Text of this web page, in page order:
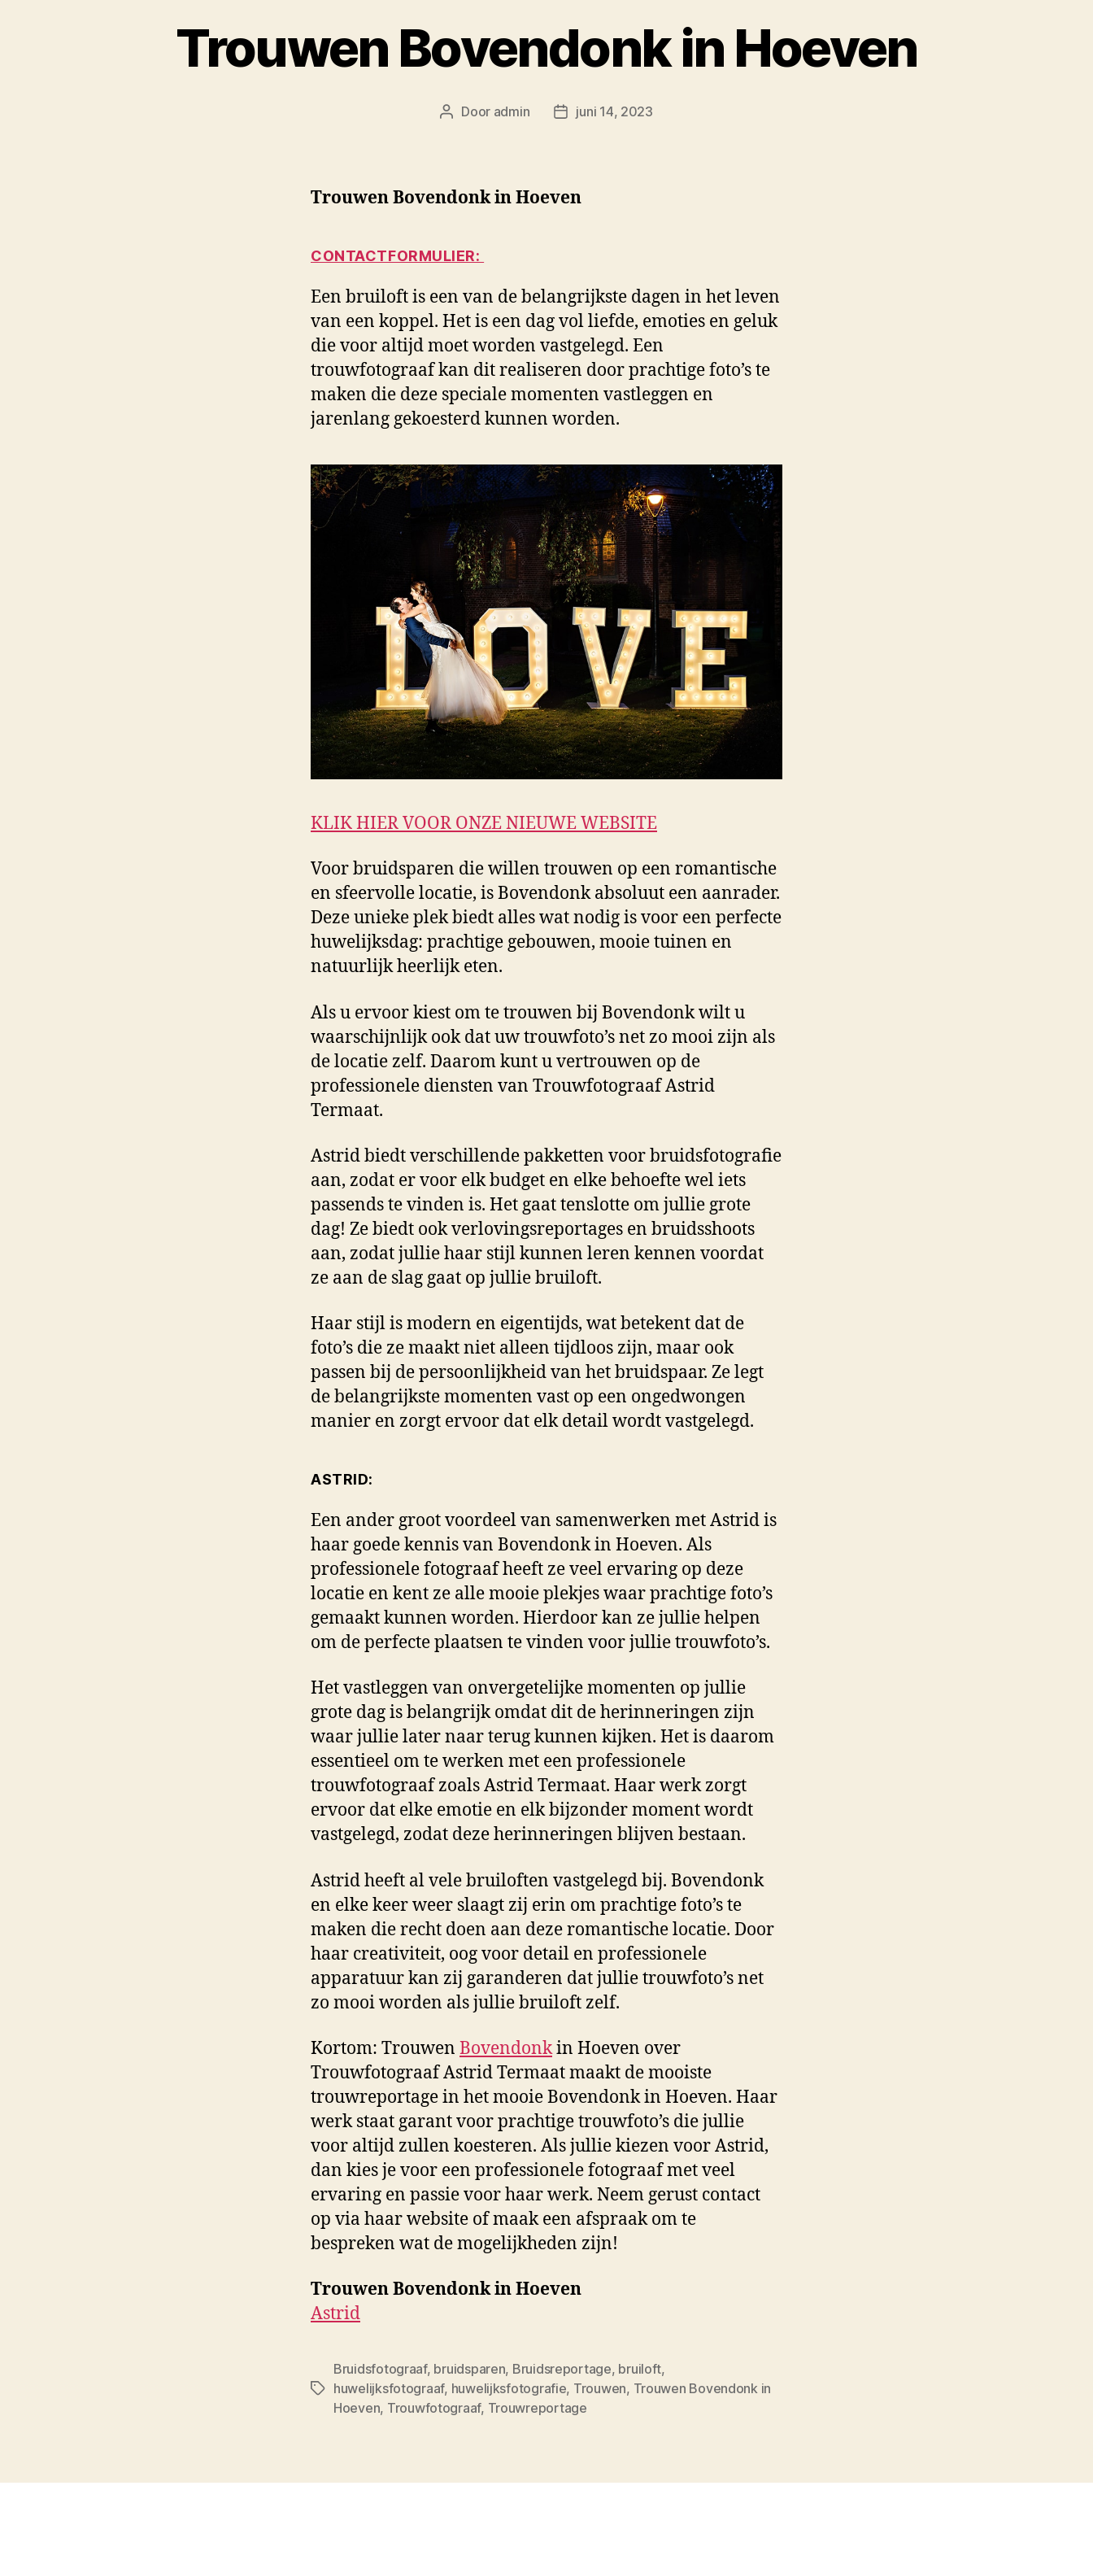
Trouwen Bovendonk in Hoeven
Berichtauteur
Door admin Berichtdatum
juni 14, 2023
Trouwen Bovendonk in Hoeven
CONTACTFORMULIER:
Een bruiloft is een van de belangrijkste dagen in het leven
van een koppel. Het is een dag vol liefde, emoties en geluk
die voor altijd moet worden vastgelegd. Een
trouwfotograaf kan dit realiseren door prachtige foto’s te
maken die deze speciale momenten vastleggen en
jarenlang gekoesterd kunnen worden.
KLIK HIER VOOR ONZE NIEUWE WEBSITE
Voor bruidsparen die willen trouwen op een romantische
en sfeervolle locatie, is Bovendonk absoluut een aanrader.
Deze unieke plek biedt alles wat nodig is voor een perfecte
huwelijksdag: prachtige gebouwen, mooie tuinen en
natuurlijk heerlijk eten.
Als u ervoor kiest om te trouwen bij Bovendonk wilt u
waarschijnlijk ook dat uw trouwfoto’s net zo mooi zijn als
de locatie zelf. Daarom kunt u vertrouwen op de
professionele diensten van Trouwfotograaf Astrid
Termaat.
Astrid biedt verschillende pakketten voor bruidsfotografie
aan, zodat er voor elk budget en elke behoefte wel iets
passends te vinden is. Het gaat tenslotte om jullie grote
dag! Ze biedt ook verlovingsreportages en bruidsshoots
aan, zodat jullie haar stijl kunnen leren kennen voordat
ze aan de slag gaat op jullie bruiloft.
Haar stijl is modern en eigentijds, wat betekent dat de
foto’s die ze maakt niet alleen tijdloos zijn, maar ook
passen bij de persoonlijkheid van het bruidspaar. Ze legt
de belangrijkste momenten vast op een ongedwongen
manier en zorgt ervoor dat elk detail wordt vastgelegd.
ASTRID:
Een ander groot voordeel van samenwerken met Astrid is
haar goede kennis van Bovendonk in Hoeven. Als
professionele fotograaf heeft ze veel ervaring op deze
locatie en kent ze alle mooie plekjes waar prachtige foto’s
gemaakt kunnen worden. Hierdoor kan ze jullie helpen
om de perfecte plaatsen te vinden voor jullie trouwfoto’s.
Het vastleggen van onvergetelijke momenten op jullie
grote dag is belangrijk omdat dit de herinneringen zijn
waar jullie later naar terug kunnen kijken. Het is daarom
essentieel om te werken met een professionele
trouwfotograaf zoals Astrid Termaat. Haar werk zorgt
ervoor dat elke emotie en elk bijzonder moment wordt
vastgelegd, zodat deze herinneringen blijven bestaan.
Astrid heeft al vele bruiloften vastgelegd bij. Bovendonk
en elke keer weer slaagt zij erin om prachtige foto’s te
maken die recht doen aan deze romantische locatie. Door
haar creativiteit, oog voor detail en professionele
apparatuur kan zij garanderen dat jullie trouwfoto’s net
zo mooi worden als jullie bruiloft zelf.
Kortom: Trouwen Bovendonkin Hoeven over
Trouwfotograaf Astrid Termaat maakt de mooiste
trouwreportage in het mooie Bovendonk in Hoeven. Haar
werk staat garant voor prachtige trouwfoto’s die jullie
voor altijd zullen koesteren. Als jullie kiezen voor Astrid,
dan kies je voor een professionele fotograaf met veel
ervaring en passie voor haar werk. Neem gerust contact
op via haar website of maak een afspraak om te
bespreken wat de mogelijkheden zijn!
Trouwen Bovendonk in Hoeven
Astrid
Tags
Bruidsfotograaf, bruidsparen, Bruidsreportage, bruiloft,
huwelijksfotograaf, huwelijksfotografie, Trouwen, Trouwen Bovendonk in
Hoeven, Trouwfotograaf, Trouwreportage